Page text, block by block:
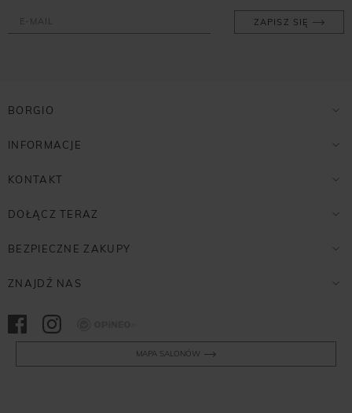
ZAPISZ SIĘ
BORGIO
INFORMACJE
KONTAKT
DOŁĄCZ TERAZ
BEZPIECZNE ZAKUPY
ZNAJDŹ NAS
MAPA SALONÓW